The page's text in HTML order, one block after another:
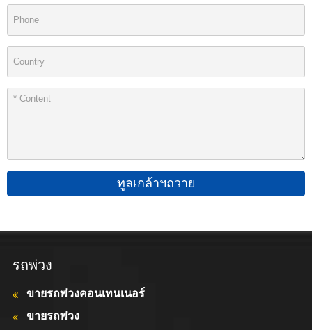
ทูลเกล้าฯถวาย
รถพ่วง
ขายรถพ่วงคอนเทนเนอร์
ขายรถพ่วง